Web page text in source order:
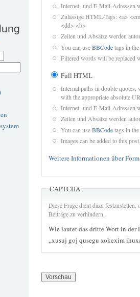
Internet- und E-Mail-Adressen
Zulässige HTML-Tags: <a>
<dd> <b>
Zeilen und Absätze werden
You can useBBCodetags in
Filtered words will be replaced
Full HTML
Internal paths in double quotes,
with the appropriate absolute
Internet- und E-Mail-Adressen
Zeilen und Absätze werden
You can useBBCodetags in
Images can be added to this post.
Weitere Informationen über
CAPTCHA
Diese Frage dient dazu
Beiträge zu verhindern.
Wie lautet das dritte Wort in der
„xusuj goj qusegu xokexim